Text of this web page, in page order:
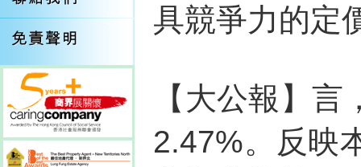
具競爭力的定
【大公報】
2.47%。反映